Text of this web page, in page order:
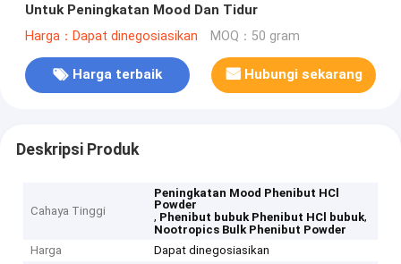
Untuk Peningkatan Mood Dan Tidur
Harga：Dapat dinegosiasikan MOQ：50 gram
Harga terbaik Hubungi sekarang
Deskripsi Produk
Cahaya Tinggi
Peningkatan Mood Phenibut HCl
Powder
, Phenibut bubuk Phenibut HCl bubuk,
Nootropics Bulk Phenibut Powder
Harga
Dapat dinegosiasikan